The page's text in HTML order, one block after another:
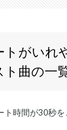
トがいれ
ト曲の一
時間が30秒を